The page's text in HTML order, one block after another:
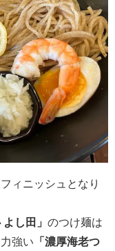
ィニッシュとなり
よし田」 のつけ麺は
強い 「濃厚海老つ